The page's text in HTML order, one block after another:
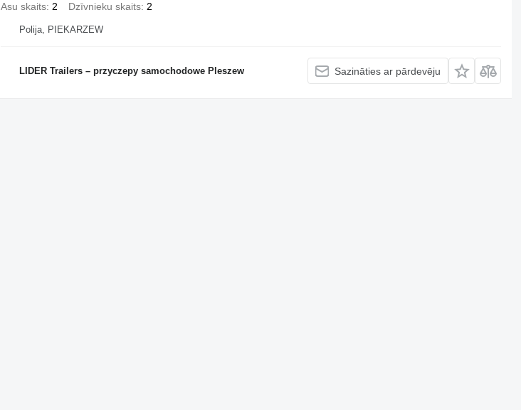
Asu skaits 2 Dzīvnieku skaits 2
Polija, PIEKARZEW
LIDER Trailers – przyczepy samochodowe Pleszew Sazināties ar pārdevēju